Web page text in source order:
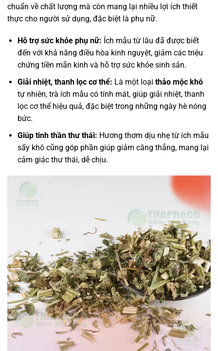
chuẩn về chất lượng mà còn mang lại nhiều lợi ích thiết
thực cho người sử dụng, đặc biệt là phụ nữ.
Hỗ trợ sức khỏe phụ nữ: Ích mẫu từ lâu đã được biết
đến với khả năng điều hòa kinh nguyệt, giảm các triệu
chứng tiền mãn kinh và hỗ trợ sức khỏe sinh sản.
Giải nhiệt, thanh lọc cơ thể: Là một loại thảo mộc khô
tự nhiên, trà ích mẫu có tính mát, giúp giải nhiệt, thanh
lọc cơ thể hiệu quả, đặc biệt trong những ngày hè nóng
bức.
Giúp tinh thần thư thái: Hương thơm dịu nhẹ từ ích mẫu
sấy khô cũng góp phần giúp giảm căng thẳng, mang lại
cảm giác thư thái, dễ chịu.